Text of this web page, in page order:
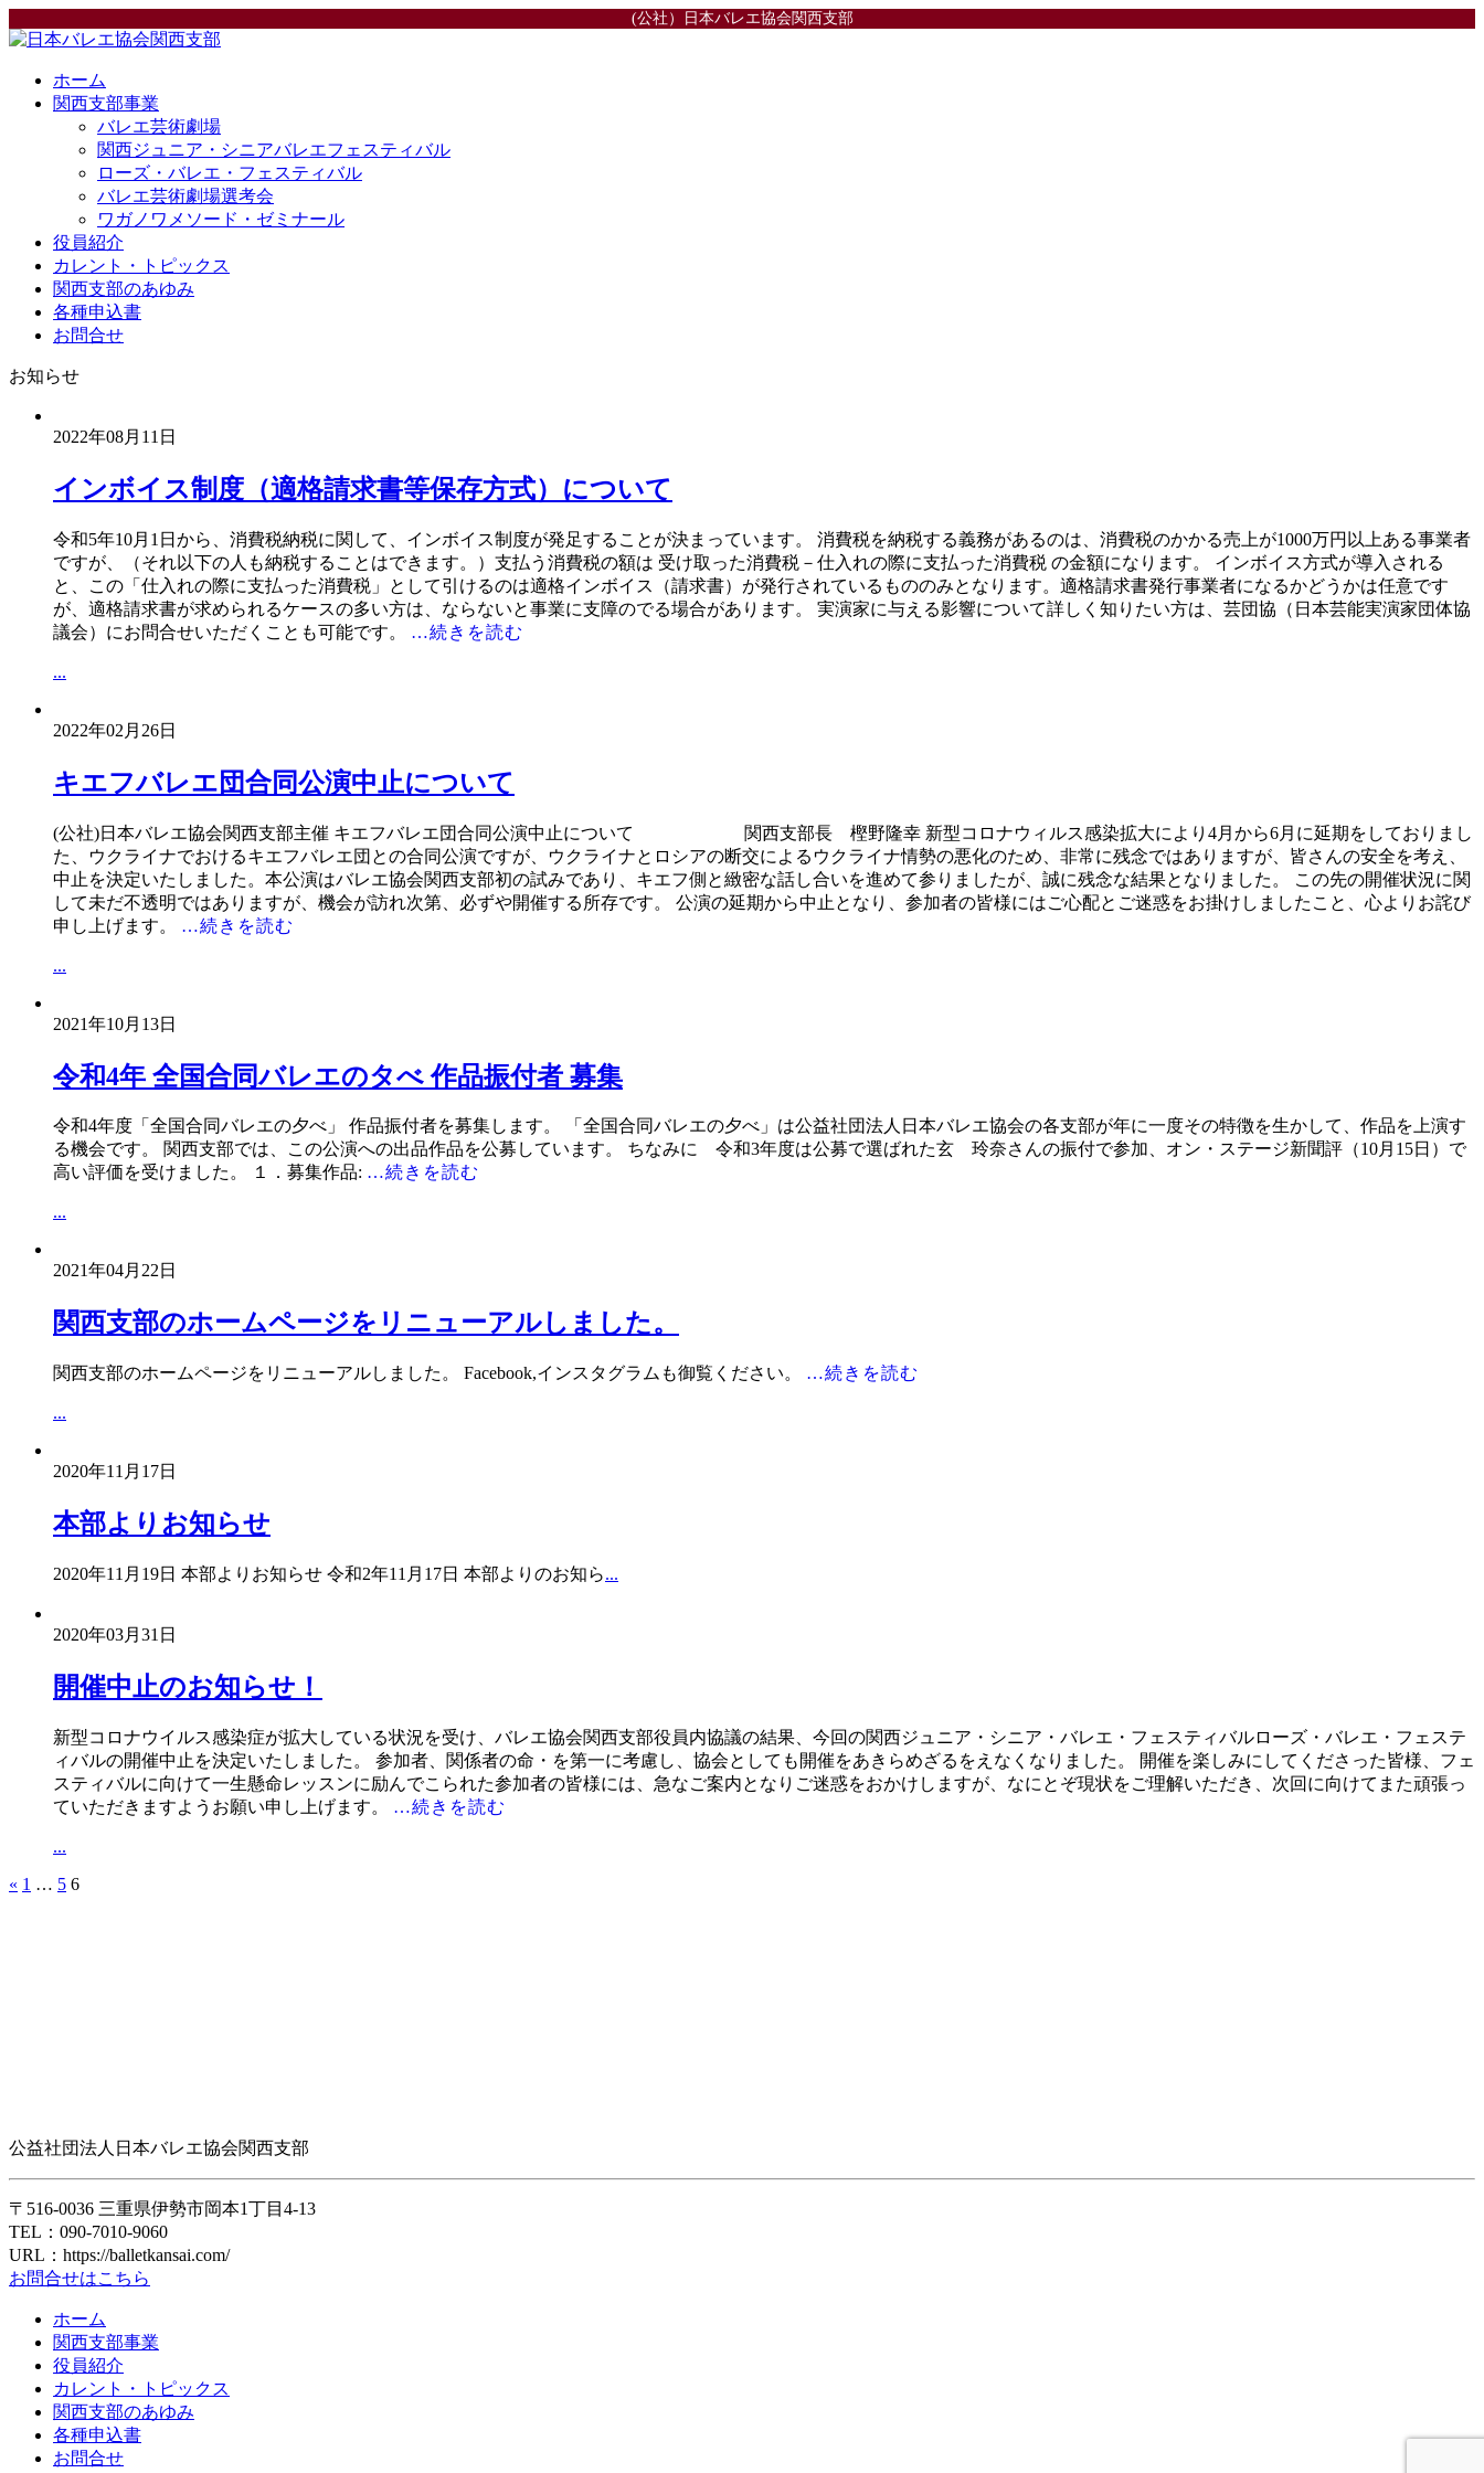
(公社）日本バレエ協会関西支部
ホーム
関西支部事業
バレエ芸術劇場
関西ジュニア・シニアバレエフェスティバル
ローズ・バレエ・フェスティバル
バレエ芸術劇場選考会
ワガノワメソード・ゼミナール
役員紹介
カレント・トピックス
関西支部のあゆみ
各種申込書
お問合せ
お知らせ
2022年08月11日
インボイス制度（適格請求書等保存方式）について
令和5年10月1日から、消費税納税に関して、インボイス制度が発足することが決まっています。 消費税を納税する義務があるのは、消費税のかかる売上が1000万円以上ある事業者
ですが、（それ以下の人も納税することはできます。）支払う消費税の額は 受け取った消費税－仕入れの際に支払った消費税 の金額になります。 インボイス方式が導入される
と、この「仕入れの際に支払った消費税」として引けるのは適格インボイス（請求書）が発行されているもののみとなります。適格請求書発行事業者になるかどうかは任意です
が、適格請求書が求められるケースの多い方は、ならないと事業に支障のでる場合があります。 実演家に与える影響について詳しく知りたい方は、芸団協（日本芸能実演家団体協
議会）にお問合せいただくことも可能です。 …続きを読む
...
2022年02月26日
キエフバレエ団合同公演中止について
(公社)日本バレエ協会関西支部主催 キエフバレエ団合同公演中止について 関西支部長 樫野隆幸 新型コロナウィルス感染拡大により4月から6月に延期をしておりまし
た、ウクライナでおけるキエフバレエ団との合同公演ですが、ウクライナとロシアの断交によるウクライナ情勢の悪化のため、非常に残念ではありますが、皆さんの安全を考え、
中止を決定いたしました。本公演はバレエ協会関西支部初の試みであり、キエフ側と緻密な話し合いを進めて参りましたが、誠に残念な結果となりました。 この先の開催状況に関
して未だ不透明ではありますが、機会が訪れ次第、必ずや開催する所存です。 公演の延期から中止となり、参加者の皆様にはご心配とご迷惑をお掛けしましたこと、心よりお詫び
申し上げます。 …続きを読む
...
2021年10月13日
令和4年 全国合同バレエのタべ 作品振付者 募集
令和4年度「全国合同バレエの夕べ」 作品振付者を募集します。 「全国合同バレエの夕べ」は公益社団法人日本バレエ協会の各支部が年に一度その特徴を生かして、作品を上演す
る機会です。 関西支部では、この公演への出品作品を公募しています。 ちなみに 令和3年度は公募で選ばれた玄 玲奈さんの振付で参加、オン・ステージ新聞評（10月15日）で
高い評価を受けました。 １．募集作品: …続きを読む
...
2021年04月22日
関西支部のホームページをリニューアルしました。
関西支部のホームページをリニューアルしました。 Facebook,インスタグラムも御覧ください。 …続きを読む
...
2020年11月17日
本部よりお知らせ
2020年11月19日 本部よりお知らせ 令和2年11月17日 本部よりのお知ら...
2020年03月31日
開催中止のお知らせ！
新型コロナウイルス感染症が拡大している状況を受け、バレエ協会関西支部役員内協議の結果、今回の関西ジュニア・シニア・バレエ・フェスティバルローズ・バレエ・フェステ
ィバルの開催中止を決定いたしました。 参加者、関係者の命・を第一に考慮し、協会としても開催をあきらめざるをえなくなりました。 開催を楽しみにしてくださった皆様、フェ
スティバルに向けて一生懸命レッスンに励んでこられた参加者の皆様には、急なご案内となりご迷惑をおかけしますが、なにとぞ現状をご理解いただき、次回に向けてまた頑張っ
ていただきますようお願い申し上げます。 …続きを読む
...
« 1 … 5 6
公益社団法人日本バレエ協会関西支部
〒516-0036 三重県伊勢市岡本1丁目4-13
TEL：090-7010-9060
URL：https://balletkansai.com/
お問合せはこちら
ホーム
関西支部事業
役員紹介
カレント・トピックス
関西支部のあゆみ
各種申込書
お問合せ